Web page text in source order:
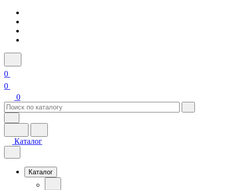
0
0
0
Каталог
Каталог